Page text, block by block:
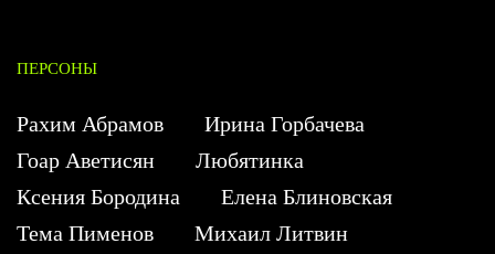
ПЕРСОНЫ
Рахим Абрамов
Ирина Горбачева
Гоар Аветисян
Любятинка
Ксения Бородина
Елена Блиновская
Тема Пименов
Михаил Литвин